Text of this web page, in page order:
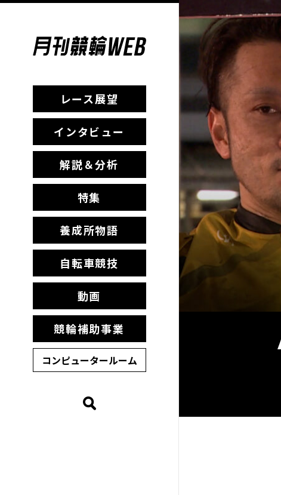
レース展望
インタビュー
解説＆分析
特集
養成所物語
自転車競技
動画
競輪補助事業
コンピュータールーム